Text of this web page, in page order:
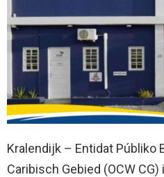
Kralendijk – Entidat Públiko
Caribisch Gebied (OCW